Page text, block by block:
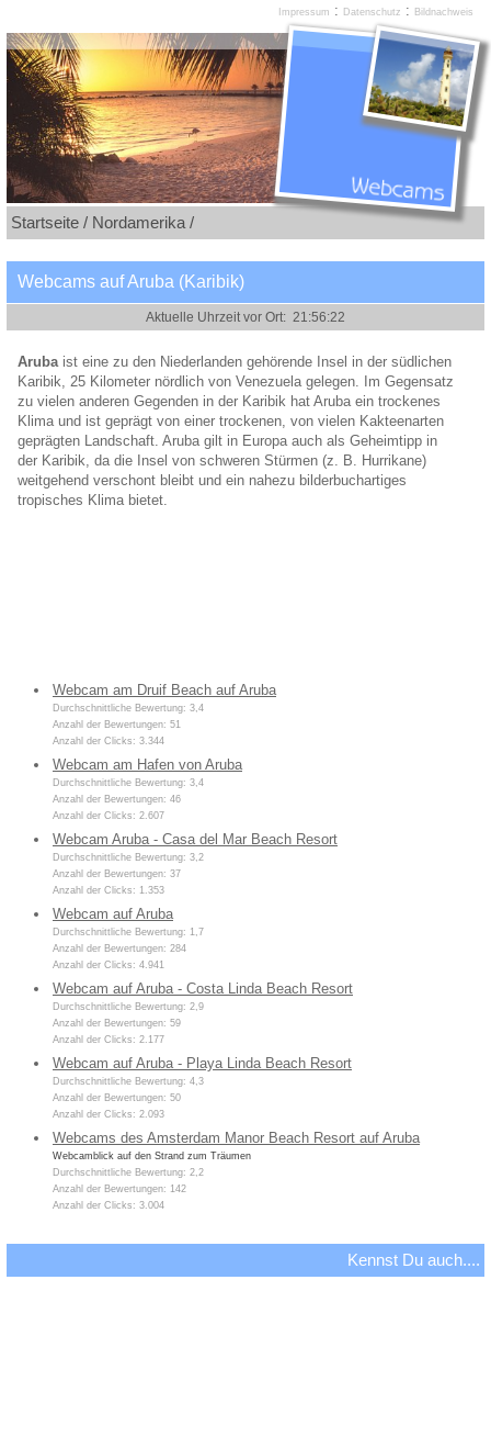
Startseite / Nordamerika /
Webcams auf Aruba (Karibik)
Arubaist eine zu den Niederlanden gehörende Insel in der südlichen
Karibik, 25 Kilometer nördlich von Venezuela gelegen. Im Gegensatz
zu vielen anderen Gegenden in der Karibik hat Aruba ein trockenes
Klima und ist geprägt von einer trockenen, von vielen Kakteenarten
geprägten Landschaft. Aruba gilt in Europa auch als Geheimtipp in
der Karibik, da die Insel von schweren Stürmen (z. B. Hurrikane)
weitgehend verschont bleibt und ein nahezu bilderbuchartiges
tropisches Klima bietet.
Webcam am Druif Beach auf Aruba
Durchschnittliche Bewertung: 3,4
Anzahl der Bewertungen: 51
Anzahl der Clicks: 3.344
Webcam am Hafen von Aruba
Durchschnittliche Bewertung: 3,4
Anzahl der Bewertungen: 46
Anzahl der Clicks: 2.607
Webcam Aruba - Casa del Mar Beach Resort
Durchschnittliche Bewertung: 3,2
Anzahl der Bewertungen: 37
Anzahl der Clicks: 1.353
Webcam auf Aruba
Durchschnittliche Bewertung: 1,7
Anzahl der Bewertungen: 284
Anzahl der Clicks: 4.941
Webcam auf Aruba - Costa Linda Beach Resort
Durchschnittliche Bewertung: 2,9
Anzahl der Bewertungen: 59
Anzahl der Clicks: 2.177
Webcam auf Aruba - Playa Linda Beach Resort
Durchschnittliche Bewertung: 4,3
Anzahl der Bewertungen: 50
Anzahl der Clicks: 2.093
Webcams des Amsterdam Manor Beach Resort auf Aruba
Webcamblick auf den Strand zum Träumen
Durchschnittliche Bewertung: 2,2
Anzahl der Bewertungen: 142
Anzahl der Clicks: 3.004
Kennst Du auch....
Impressum : Datenschutz : Bildnachweis